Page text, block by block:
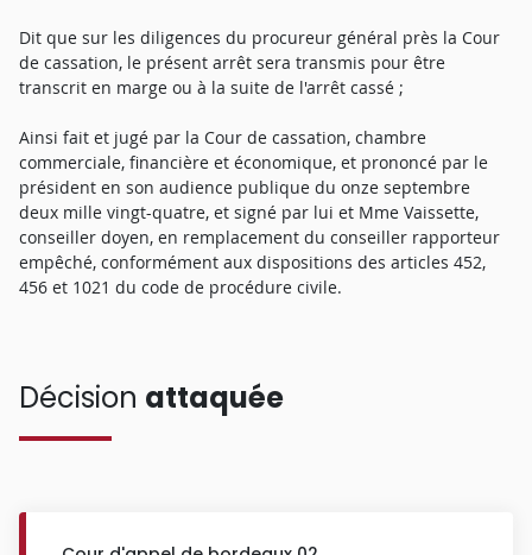
Dit que sur les diligences du procureur général près la Cour
de cassation, le présent arrêt sera transmis pour être
transcrit en marge ou à la suite de l'arrêt cassé ;
Ainsi fait et jugé par la Cour de cassation, chambre
commerciale, financière et économique, et prononcé par le
président en son audience publique du onze septembre
deux mille vingt-quatre, et signé par lui et Mme Vaissette,
conseiller doyen, en remplacement du conseiller rapporteur
empêché, conformément aux dispositions des articles 452,
456 et 1021 du code de procédure civile.
Décision attaquée